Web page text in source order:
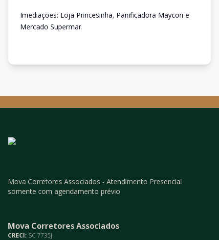
Imediações: Loja Princesinha, Panificadora Maycon e
Mercado Supermar.
Mova Corretores Associados - Atendimento Presencial
somente com agendamento prévio
Mova Corretores Associados
CRECI: SC 7735J